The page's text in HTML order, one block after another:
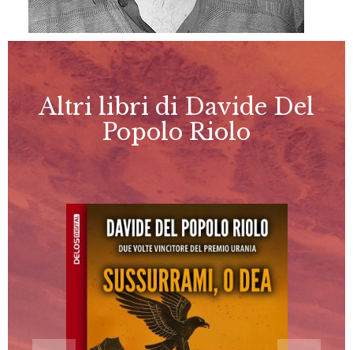
Altri libri di Davide Del
Popolo Riolo